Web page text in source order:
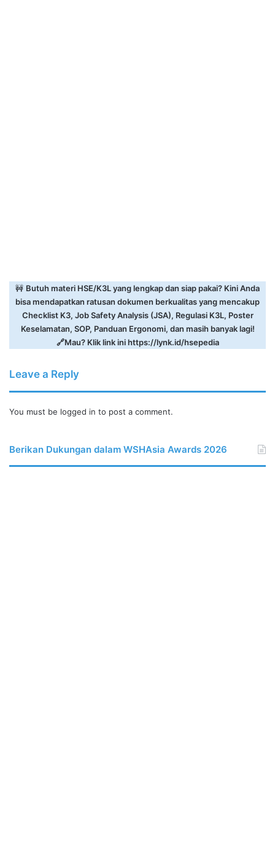
🚧 Butuh materi HSE/K3L yang lengkap dan siap pakai? Kini Anda
bisa mendapatkan ratusan dokumen berkualitas yang mencakup
Checklist K3, Job Safety Analysis (JSA), Regulasi K3L, Poster
Keselamatan, SOP, Panduan Ergonomi, dan masih banyak lagi!
🔗Mau? Klik link inihttps://lynk.id/hsepedia
Leave a Reply
You must be logged in to post a comment.
Berikan Dukungan dalam WSHAsia Awards 2026